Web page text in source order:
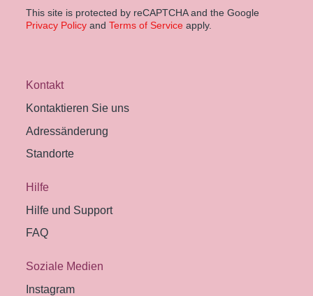
This site is protected by reCAPTCHA and the Google
Privacy Policyand Terms of Service apply.
Kontakt
Kontaktieren Sie uns
Adressänderung
Standorte
Hilfe
Hilfe und Support
FAQ
Soziale Medien
Instagram